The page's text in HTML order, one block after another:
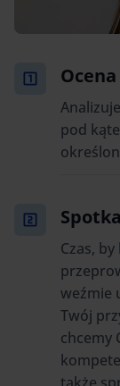
pod
Czas,
weźmie
Twój
chcemy